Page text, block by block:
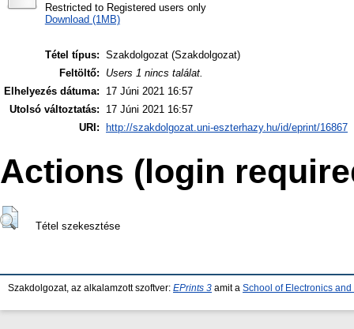
Restricted to Registered users only
Download (1MB)
Tétel típus: Szakdolgozat (Szakdolgozat)
Feltöltő:
Users 1 nincs találat.
Elhelyezés dátuma:
17 Júni 2021 16:57
Utolsó változtatás:
17 Júni 2021 16:57
URI:
http://szakdolgozat.uni-eszterhazy.hu/id/eprint/16867
Actions (login
Tétel szekesztése
Szakdolgozat, az alkalamzott szoftver: EPrints 3 amit a School of Electronics